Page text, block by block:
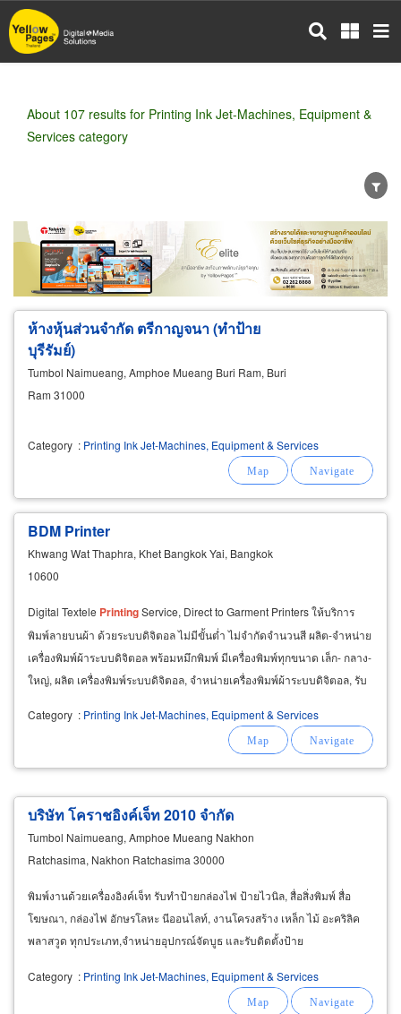
Skip
to
main
About 107 results for Printing Ink Jet-Machines, Equipment &
Services category
Wholesale Retail Manufacturer
Dealer
Exporter/Importer
Service Business
ห้างหุ้นส่วนจำกัด ตรีกาญจนา (ทำป้าย
บุรีรัมย์)
Tumbol Naimueang, Amphoe Mueang Buri Ram, Buri
Ram 31000
Category : Printing Ink Jet-Machines, Equipment & Services
BDM Printer
Khwang Wat Thaphra, Khet Bangkok Yai, Bangkok
10600
Digital Textele PrintingService, Direct to Garment Printers ให้บริการ
พิมพ์ลายบนผ้า ด้วยระบบดิจิตอล ไม่มีขั้นต่ำ ไม่จำกัดจำนวนสี ผลิต-จำหน่าย
เครื่องพิมพ์ผ้าระบบดิจิตอล พร้อมหมึกพิมพ์ มีเครื่องพิมพ์ทุกขนาด เล็ก- กลาง-
ใหญ่, ผลิต เครื่องพิมพ์ระบบดิจิตอล, จำหน่ายเครื่องพิมพ์ผ้าระบบดิจิตอล, รับ
Category : Printing Ink Jet-Machines, Equipment & Services
บริษัท โคราชอิงค์เจ็ท 2010 จำกัด
Tumbol Naimueang, Amphoe Mueang Nakhon
Ratchasima, Nakhon Ratchasima 30000
พิมพ์งานด้วยเครื่องอิงค์เจ็ท รับทำป้ายกล่องไฟ ป้ายไวนิล, สื่อสิ่งพิมพ์ สื่อ
โฆษณา, กล่องไฟ อักษรโลหะ นีออนไลท์, งานโครงสร้าง เหล็ก ไม้ อะคริลิค
พลาสวูด ทุกประเภท,จำหน่ายอุปกรณ์จัดบูธ และรับติดตั้งป้าย
Category : Printing Ink Jet-Machines, Equipment & Services